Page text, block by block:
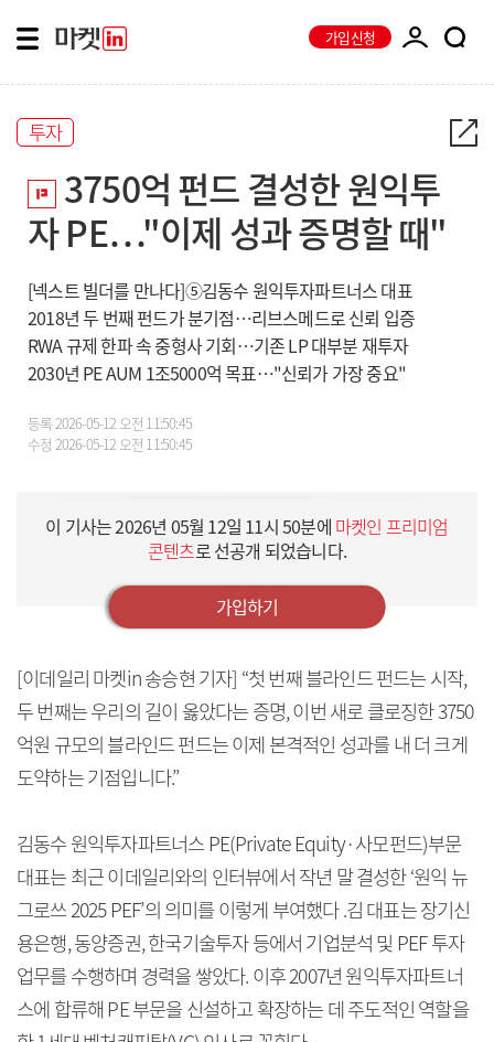
가입신청
투자
3750억 펀드 결성한 원익투
자 PE…"이제 성과 증명할 때"
[넥스트 빌더를 만나다]⑤김동수 원익투자파트너스 대표
2018년 두 번째 펀드가 분기점…리브스메드로 신뢰 입증
RWA 규제 한파 속 중형사 기회…기존 LP 대부분 재투자
2030년 PE AUM 1조5000억 목표…"신뢰가 가장 중요"
등록2026-05-12 오전 11:50:45
수정 2026-05-12 오전 11:50:45
이 기사는2026년 05월 12일 11시 50분에 마켓인 프리미엄
콘텐츠로 선공개 되었습니다.
가입하기
[이데일리 마켓in 송승현 기자] “첫 번째 블라인드 펀드는 시작,
두 번째는 우리의 길이 옳았다는 증명, 이번 새로 클로징한 3750
억원 규모의 블라인드 펀드는 이제 본격적인 성과를 내 더 크게
도약하는 기점입니다.”
김동수 원익투자파트너스 PE(Private Equity·사모펀드)부문
대표는 최근 이데일리와의 인터뷰에서 작년 말 결성한 ‘원익 뉴
그로쓰 2025 PEF’의 의미를 이렇게 부여했다 .김 대표는 장기신
용은행, 동양증권, 한국기술투자 등에서 기업분석 및 PEF 투자
업무를 수행하며 경력을 쌓았다. 이후 2007년 원익투자파트너
스에 합류해 PE 부문을 신설하고 확장하는 데 주도적인 역할을